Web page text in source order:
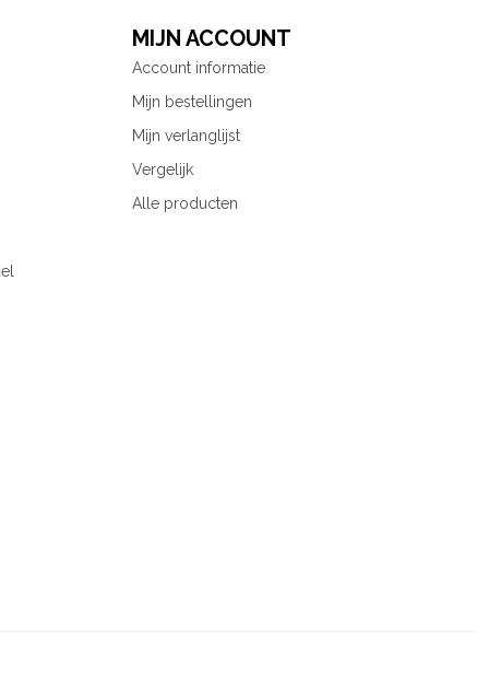
MIJN ACCOUNT
Account informatie
Mijn bestellingen
Mijn verlanglijst
Vergelijk
Alle producten